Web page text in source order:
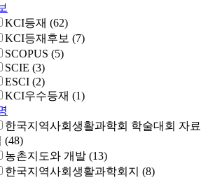
KCI등재 (62)
KCI등재후보 (7)
SCOPUS (5)
SCIE (3)
ESCI (2)
KCI우수등재 (1)
한국지역사회생활과학회 학술대회 자료
(48)
농촌지도와 개발 (13)
한국지역사회생활과학회지 (8)